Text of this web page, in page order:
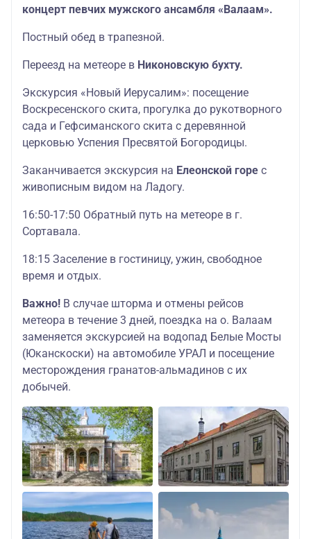
концерт певчих мужского ансамбля «Валаам».
Постный обед в трапезной.
Переезд на метеоре в Никоновскую бухту.
Экскурсия «Новый Иерусалим»: посещение
Воскресенского скита, прогулка до рукотворного
сада и Гефсиманского скита с деревянной
церковью Успения Пресвятой Богородицы.
Заканчивается экскурсия на Елеонской горе с
живописным видом на Ладогу.
16:50-17:50 Обратный путь на метеоре в г.
Сортавала.
18:15 Заселение в гостиницу, ужин, свободное
время и отдых.
Важно! В случае шторма и отмены рейсов
метеора в течение 3 дней, поездка на о. Валаам
заменяется экскурсией на водопад Белые Мосты
(Юканскоски) на автомобиле УРАЛ и посещение
месторождения гранатов-альмадинов с их
добычей.